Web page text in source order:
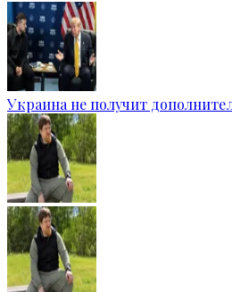
Украина не получит